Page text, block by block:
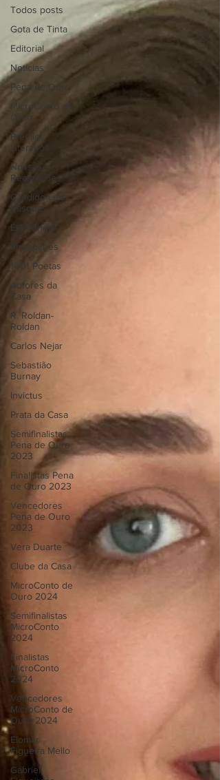
Todos posts
Gota de Tinta
Editorial
Notícias
Pena de Ouro
MicroConto de
Ouro
Prêmios
Literários
Nossas
Realizações
Cândido Luís
Vasques
Efemérides
Promoções
1001 Poetas
Autores da
Casa
R. Roldan-
Roldan
Carlos Nejar
Sebastião
Burnay
Invictus
Prata da Casa
Semifinalistas
Pena de Ouro
2023
Finalistas Pena
de Ouro 2023
Vencedores
Pena de Ouro
2023
Vera Duarte
Clube da Casa
MicroConto de
Ouro 2024
Semifinalistas
MicroConto
2024
Finalistas
MicroConto
2024
Vencedores
MicroConto de
Ouro 2024
Elomar
Figueira Mello
Gabriel